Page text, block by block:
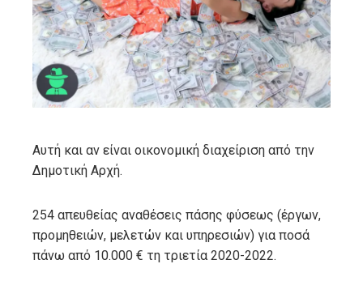
Αυτή και αν είναι οικονομική διαχείριση από την
Δημοτική Αρχή.
254 απευθείας αναθέσεις πάσης φύσεως (έργων,
προμηθειών, μελετών και υπηρεσιών) για ποσά
πάνω από 10.000 € τη τριετία 2020-2022.